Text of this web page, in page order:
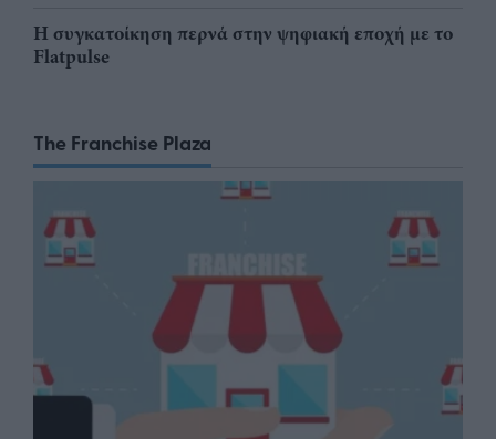
Η συγκατοίκηση περνά στην ψηφιακή εποχή με το
Flatpulse
The Franchise Plaza